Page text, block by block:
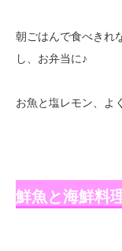
朝ごはんで食べきれ
し、お弁当に♪
お魚と塩レモン、よ
鮮魚と海鮮料